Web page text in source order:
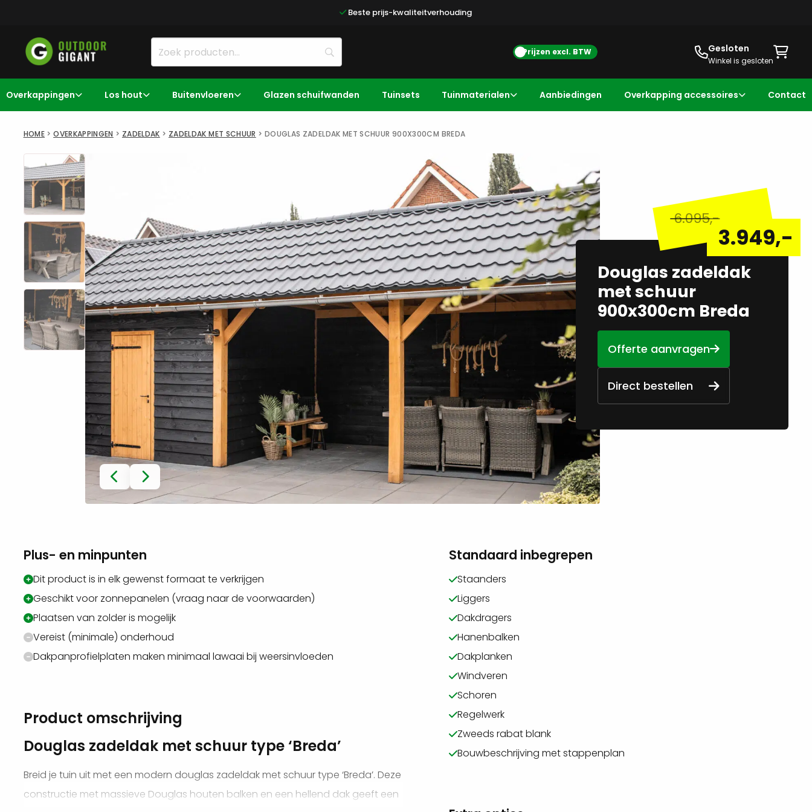
Beste prijs-kwaliteitverhouding
Prijzen excl. BTW Gesloten
Winkel is gesloten
Overkappingen Los hout Buitenvloeren Glazen schuifwanden Tuinsets Tuinmaterialen Aanbiedingen Overkapping accessoires Contact
HOME >OVERKAPPINGEN > ZADELDAK > ZADELDAK MET SCHUUR > DOUGLAS ZADELDAK MET SCHUUR 900X300CM BREDA
Douglas zadeldak
met schuur
900x300cm Breda
6.095,-
3.949,-
Offerte aanvragen
Direct bestellen
Plus- en minpunten
Dit product is in elk gewenst formaat te verkrijgen
Geschikt voor zonnepanelen (vraag naar de voorwaarden)
Plaatsen van zolder is mogelijk
Vereist (minimale) onderhoud
Dakpanprofielplaten maken minimaal lawaai bij weersinvloeden
Product omschrijving
Douglas zadeldak met schuur type ‘Breda’
Breid je tuin uit met een modern douglas zadeldak met schuur type ‘Breda’. Deze
constructie met massieve Douglas houten balken en een hellend dak geeft een
Standaard inbegrepen
Staanders
Liggers
Dakdragers
Hanenbalken
Dakplanken
Windveren
Schoren
Regelwerk
Zweeds rabat blank
Bouwbeschrijving met stappenplan